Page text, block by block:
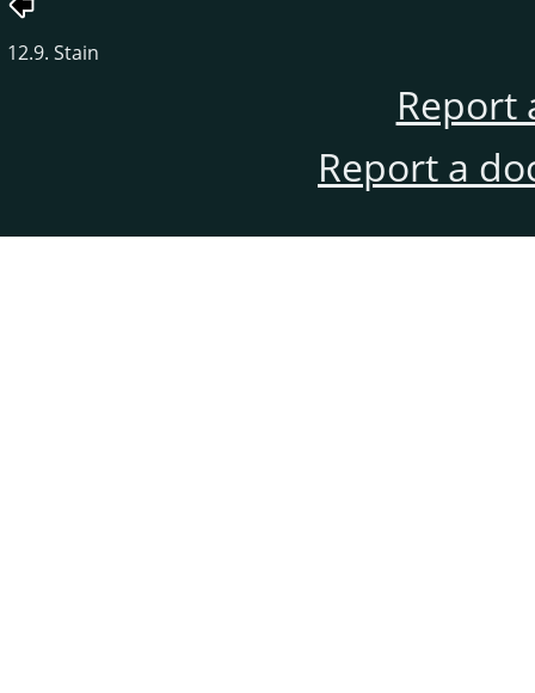
12.9. Stain
Report
Report a